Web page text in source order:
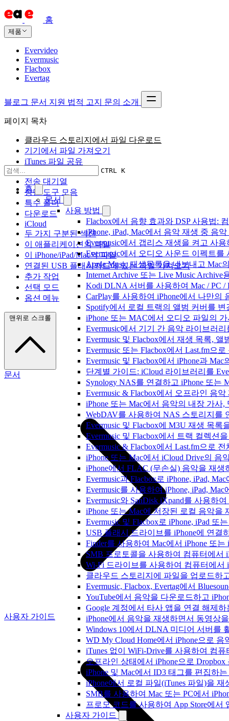
홈
제품
Evervideo
Evermusic
Flacbox
Evertag
블로그 문서 지원 법적 고지 문의 소개
CTRL K
홈
문서
사용 방법
Flacbox에서 음향 효과와 DSP 사용법:
iPhone, iPad, Mac에서 음악 재생 중 음
Evermusic에서 갭리스 재생을 켜고 사
Evermusic에서 오디오 사운드 이펙트
Apple Music 재생목록을 내보내고 Mac
Internet Archive 또는 Live Music
Kodi DLNA 서버를 사용하여 Mac / PC
CarPlay를 사용하여 iPhone에서 나만의
Spotify에서 로컬 트랙의 앨범 커버를
iPhone 또는 MAC에서 오디오 파일의
Evermusic에서 기기 간 음악 라이브러
Evermusic 및 Flacbox에서 재생 목록,
Evermusic 또는 Flacbox에서 Last.fm으
Evermusic 및 Flacbox에서 iPhone과
단계별 가이드: iCloud 라이브러리를
Synology NAS를 연결하고 iPhone 또는
Evermusic & Flacbox에서 오프라인 음
iPhone 또는 Mac에서 음악의 내장 가사
WebDAV를 사용하여 NAS 스토리지를
Evermusic 및 Flacbox에 M3U 재생 목록
Evermusic 및 Flacbox에서 트랙 컬렉션
Evermusic & Flacbox에서 Last.fm으로
iPhone 또는 Mac에서 iCloud Drive의 음
iPhone에서 FLAC (무손실) 음악을 재생
Evermusic과 Flacbox로 iPhone, iPad,
Evermusic를 사용하여 iPhone, iPad,
Evermusic와 SanDisk iXpand를 사용하
iPhone 또는 Mac에 저장된 로컬 음악을
Evermusic 및 Flacbox로 iPhone, iPad
USB 플래시 드라이브를 iPhone에 연
Finder를 사용하여 Mac에서 iPhone 또
SMB 프로토콜을 사용하여 컴퓨터에서
Wi-Fi 드라이브를 사용하여 컴퓨터에서
클라우드 스토리지에 파일을 업로드하
Evermusic, Flacbox, Evertag에서
YouTube에서 음악을 다운로드하고
Google 계정에서 타사 앱을 연결 해제하
iPhone에서 음악을 재생하면서 동영상
Windows 10에서 DLNA 미디어 서버를
WD My Cloud Home에서 iPhone으로
iTunes 없이 WiFi-Drive를 사용하여 컴
오프라인 상태에서 iPhone으로
iPhone 및 Mac에서 ID3 태그를 편집하
iPhone에서 로컬 파일(iTunes 파일)을 재
SMB를 사용하여 Mac 또는 PC에서
프로모 코드를 사용하여 App Store에
사용자 가이드
페이지 목차
클라우드 스토리지에서 파일 다운로드
기기에서 파일 가져오기
iTunes 파일 공유
Wi-Fi Drive
전송 대기열
상단 도구 모음
특수 폴더
다운로드
iCloud
두 가지 구분된 섹션
이 애플리케이션의 파일
이 iPhone/iPad/Mac의 파일
연결된 USB 플래시카드에 있는 파일 가져오기
추가 작업
선택 모드
옵션 메뉴
맨위로 스크롤
문서
사용자 가이드